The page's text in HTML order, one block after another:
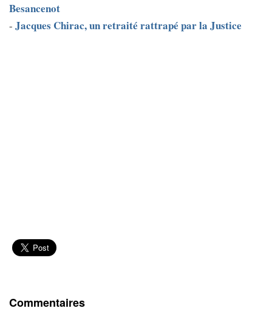
Besancenot
- Jacques Chirac, un retraité rattrapé par la Justice
Commentaires